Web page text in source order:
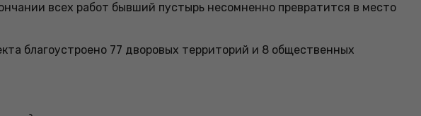
всех работ бывший пустырь несомненно превратится в место
благоустроено 77 дворовых территорий и 8 общественных